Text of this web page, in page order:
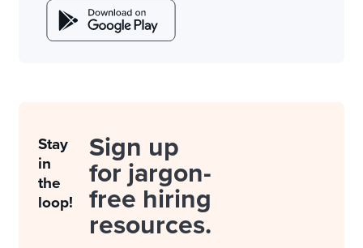
Stay
in
the
loop!
Sign up
for jargon-
free hiring
resources.